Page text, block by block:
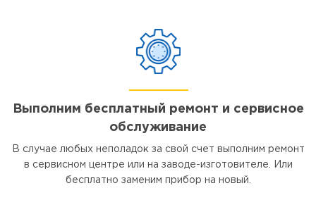
Выполним бесплатный ремонт и сервисное
обслуживание
В случае любых неполадок за свой счет выполним ремонт
в сервисном центре или на заводе-изготовителе. Или
бесплатно заменим прибор на новый.